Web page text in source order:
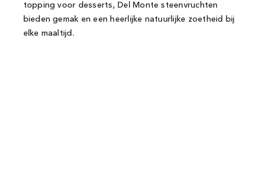
topping voor desserts, Del Monte steenvruchten
bieden gemak en een heerlijke natuurlijke zoetheid bij
elke maaltijd.